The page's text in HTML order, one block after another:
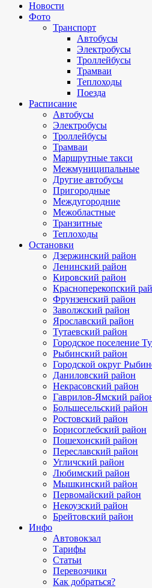
Новости
Фото
Транспорт
Автобусы
Электробусы
Троллейбусы
Трамваи
Теплоходы
Поезда
Расписание
Автобусы
Электробусы
Троллейбусы
Трамваи
Маршрутные такси
Межмуниципальные
Другие автобусы
Пригородные
Междугородние
Межобластные
Транзитные
Теплоходы
Остановки
Дзержинский район
Ленинский район
Кировский район
Красноперекопский
Фрунзенский район
Заволжский район
Ярославский район
Тутаевский район
Городское поселение
Рыбинский район
Городской округ
Даниловский район
Некрасовский район
Гаврилов-Ямский
Большесельский район
Ростовский район
Борисоглебский район
Пошехонский район
Переславский район
Угличский район
Любимский район
Мышкинский район
Первомайский район
Некоузский район
Брейтовский район
Инфо
Автовокзал
Тарифы
Статьи
Перевозчики
Как добраться?